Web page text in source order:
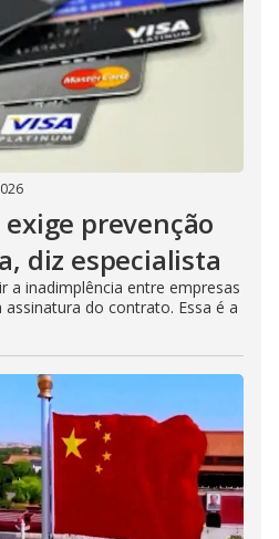
prevenção
diz especialista
a inadimplência entre empresas
do contrato. Essa é a